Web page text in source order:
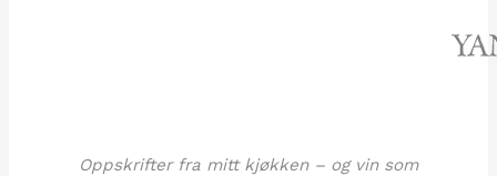
Oppskrifter fra mitt kjøkken – og vin som